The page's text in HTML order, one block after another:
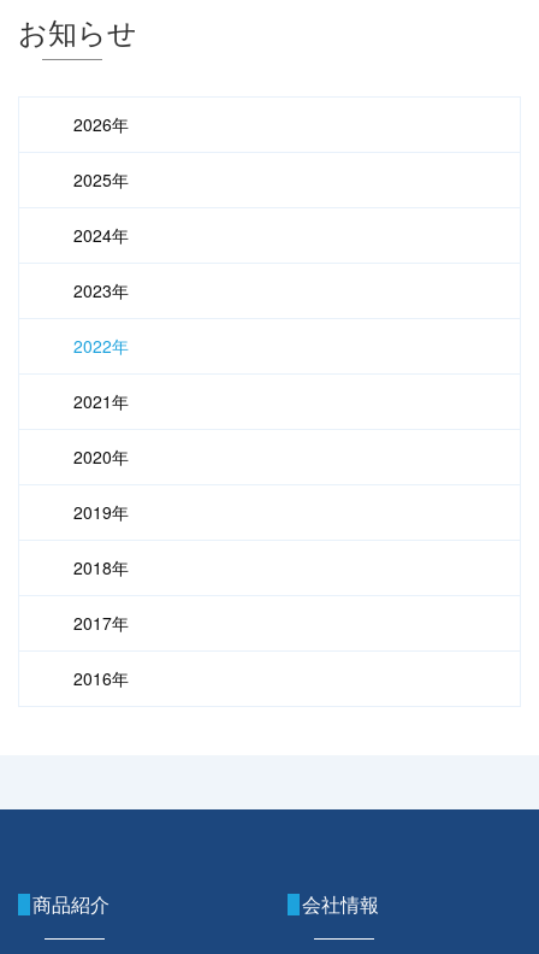
お知らせ
2026年
2025年
2024年
2023年
2022年
2021年
2020年
2019年
2018年
2017年
2016年
商品紹介 会社情報